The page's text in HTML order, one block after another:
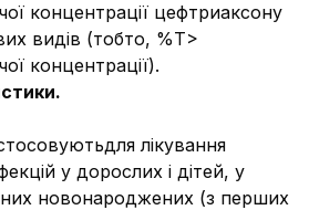
концентрації цефтриаксону
видів (тобто, %T>
концентрації).
лікування
у дорослих і дітей, у
новонароджених (з перших